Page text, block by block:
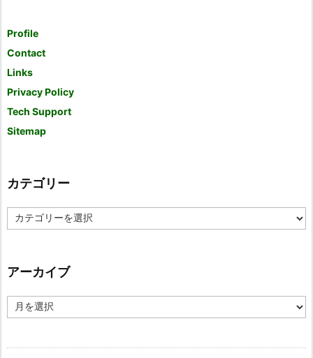
Profile
Contact
Links
Privacy Policy
Tech Support
Sitemap
カテゴリー
テ
ー
アーカイブ
ー